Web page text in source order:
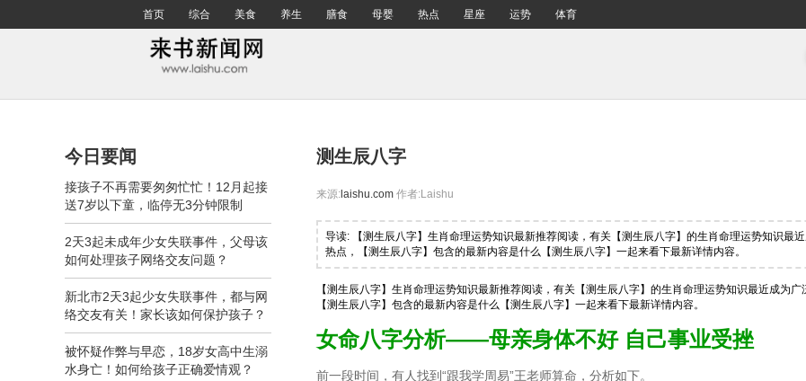
首页 综合 美食 养生 膳食 母婴 热点 星座 运势 体育
今日要闻
接孩子不再需要匆匆忙忙！12月起接
送7岁以下童，临停无3分钟限制
2天3起未成年少女失联事件，父母该
如何处理孩子网络交友问题？
新北市2天3起少女失联事件，都与网
络交友有关！家长该如何保护孩子？
被怀疑作弊与早恋，18岁女高中生溺
水身亡！如何给孩子正确爱情观？
测生辰八字
来源: laishu.com 作者:Laishu
导读: 【测生辰八字】生肖命理运势知识最新推荐阅读，有关【测生辰八字】的生肖命理运势知识最
热点，【测生辰八字】包含的最新内容是什么【测生辰八字】一起来看下最新详情内容。
【测生辰八字】生肖命理运势知识最新推荐阅读，有关【测生辰八字】的生肖命理运势知识最近成为广
【测生辰八字】包含的最新内容是什么【测生辰八字】一起来看下最新详情内容。
女命八字分析——母亲身体不好 自己事业受挫
前一段时间，有人找到“跟我学周易”王老师算命，分析如下。